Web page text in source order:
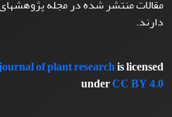
مقالات منتشر شده در مجله
دارند.
of plant researchis licensed
underCC BY 4.0